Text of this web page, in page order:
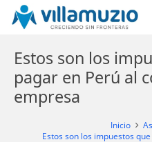
Estos son los
pagar en Perú al
empresa
Inicio
Estos son los impuestos